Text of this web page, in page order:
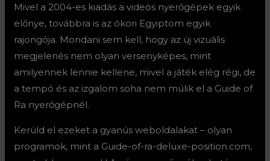
Mivel a 2004-es kiadás a videós nyerőgépek egyik
előnye, továbbra is az ókori Egyiptom egyik
rajongója. Mondani sem kell, hogy az új vizuális
megjelenés nem olyan versenyképes, mint
amilyennek lennie kellene, mivel a játék elég régi, de
a tempó és az izgalom soha nem múlik el a Guide of
Ra nyerőgépnél.
Kerüld el ezeket a gyanús weboldalakat – olyan
programok, mint a Guide-of-ra-deluxe-position.com,